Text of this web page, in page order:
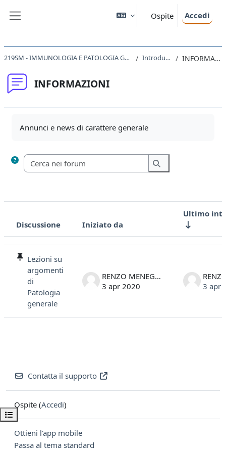
Ospite Accedi
Apri indice del corso
219SM - IMMUNOLOGIA E PATOLOGIA GENERALE 2020 Introduzione INFORMAZIONI
INFORMAZIONI
Annunci e news di carattere generale
Cerca nei forum
Cerca nei forum
Stato
Discussione Iniziato da
Ultimo
Lezioni su
argomenti
di
Patologia
generale
RENZO MENEGAZZI
3 apr 2020
3 apr
Contatta il supporto
Ospite (Accedi)
Ottieni l'app mobile
Passa al tema standard